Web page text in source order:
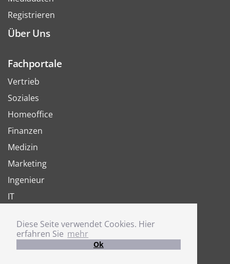
Diese Seite verwendet Cookies. Hier
erfahren Sie mehr
Ok
Registrieren
Über Uns
Fachportale
Vertrieb
Soziales
Homeoffice
Finanzen
Medizin
Marketing
Ingenieur
IT
Joboter